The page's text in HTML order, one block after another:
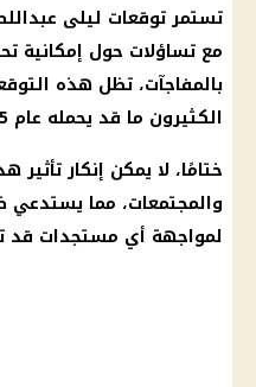
تستمر توقعات ليلى
مع تساؤلات حول إمكانية
بالمفاجآت، تظل هذه
الكثيرون ما قد يحمله عام 2025 من أحداث غير متوقعة.
ختامًا، لا يمكن إنكار تأثير
والمجتمعات، مما يستدعي
لمواجهة أي مستجدات قد